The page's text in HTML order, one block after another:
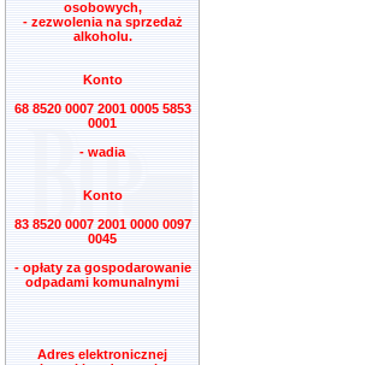
osobowych,
- zezwolenia na sprzedaż
alkoholu.
Konto
68 8520 0007 2001 0005 5853
0001
- wadia
Konto
83 8520 0007 2001 0000 0097
0045
- opłaty za gospodarowanie
odpadami komunalnymi
Adres elektronicznej